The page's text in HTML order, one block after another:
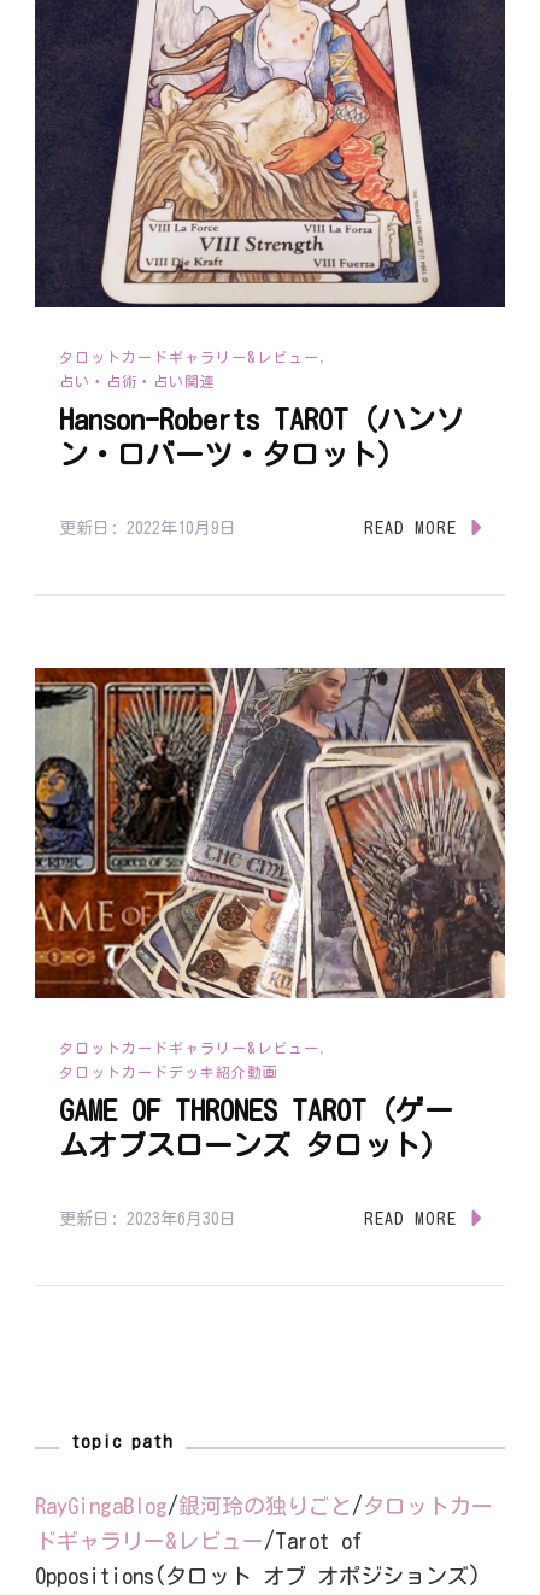
タロットカードギャラリー&レビュー
占い・占術・占い関連
Hanson-Roberts TAROT（ハンソ
ン・ロバーツ・タロット）
更新日: 2022年10月9日 READ MORE
タロットカードギャラリー&レビュー
タロットカードデッキ紹介動画
GAME OF THRONES TAROT（ゲー
ムオブスローンズ タロット）
更新日: 2023年6月30日 READ MORE
topic path
RayGingaBlog/銀河玲の独りごと /タロットカー
ドギャラリー&レビュー/Tarot of
Oppositions(タロット オブ オポジションズ)